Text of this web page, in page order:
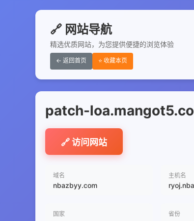
🔗 网站导航
精选优质网站，为您提供便捷的浏览体验
← 返回首页 ⭐ 收藏本页
patch-
🔗 访问网站
域名
nbazbyy.com
主机名
国家 省份